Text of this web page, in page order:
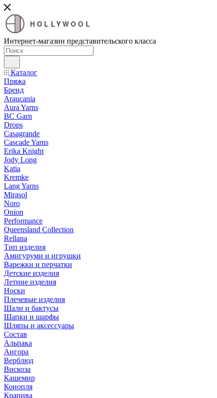
HOLLYWOOL
Интернет-магазин представительского класса
Каталог
Пряжа
Бренд
Araucania
Aura Yarns
BC Garn
Drops
Casagrande
Cascade Yarns
Erika Knight
Jody Long
Katia
Kremke
Lang Yarns
Mirasol
Noro
Onion
Performance
Queensland Collection
Rellana
Тип изделия
Амигуруми и игрушки
Варежки и перчатки
Детские изделия
Летние изделия
Носки
Плечевые изделия
Шали и бактусы
Шапки и шарфы
Шляпы и аксессуары
Состав
Альпака
Ангора
Верблюд
Вискоза
Кашемир
Конопля
Крапива